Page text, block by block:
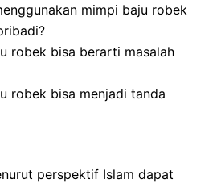
mimpi baju robek
robek bisa berarti masalah
robek bisa menjadi tanda
perspektif Islam dapat